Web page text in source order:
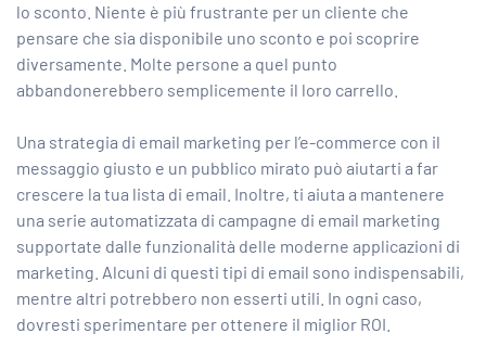
lo sconto. Niente è più frustrante per un cliente che
pensare che sia disponibile uno sconto e poi scoprire
diversamente. Molte persone a quel punto
abbandonerebbero semplicemente il loro carrello.
Una strategia di email marketing per l’e-commerce con il
messaggio giusto e un pubblico mirato può aiutarti a far
crescere la tua lista di email. Inoltre, ti aiuta a mantenere
una serie automatizzata di campagne di email marketing
supportate dalle funzionalità delle moderne applicazioni di
marketing. Alcuni di questi tipi di email sono indispensabili,
mentre altri potrebbero non esserti utili. In ogni caso,
dovresti sperimentare per ottenere il miglior ROI.